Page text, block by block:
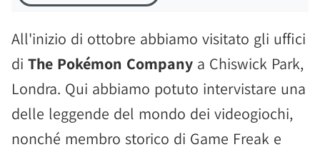
All'inizio di ottobre abbiamo visitato gli uffici
di The Pokémon Company a Chiswick Park,
Londra. Qui abbiamo potuto intervistare una
delle leggende del mondo dei videogiochi,
nonché membro storico di Game Freak e